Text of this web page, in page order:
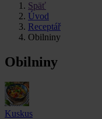
Späť
Úvod
Receptář
Obilniny
Obilniny
Kuskus